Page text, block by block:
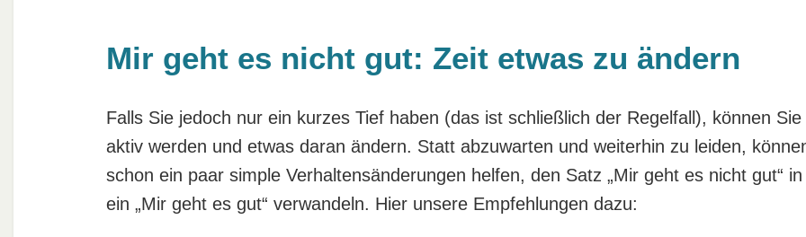
Mir geht es nicht gut: Zeit etwas zu ändern
Falls Sie jedoch nur ein kurzes Tief haben (das ist schließlich der Regelfall), können Sie
aktiv werden und etwas daran ändern. Statt abzuwarten und weiterhin zu leiden,
schon ein paar simple Verhaltensänderungen helfen, den Satz „Mir geht es nicht gut“ in
ein „Mir geht es gut“ verwandeln. Hier unsere Empfehlungen dazu: